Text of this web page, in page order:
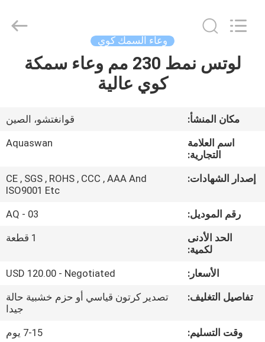
الصفحة
منتجات
معلومات
عنا
جولة
مراقبة
وعاء السمك كوي
لوتس نمط 230 مم وعاء سمكة
كوي عالية
مكان المنشأ:
قوانغتشو، الصين
اسم العلامة
التجارية:
Aquaswan
إصدار الشهادات:
CE , SGS , ROHS , CCC , AAA And
ISO9001 Etc
رقم الموديل:
AQ - 03
الحد الأدنى
لكمية:
1 قطعة
الأسعار:
USD 120.00 - Negotiated
تفاصيل التغليف:
تصدير كرتون قياسي أو حزم خشبية حالة
جيدا
وقت التسليم:
7-15 يوم